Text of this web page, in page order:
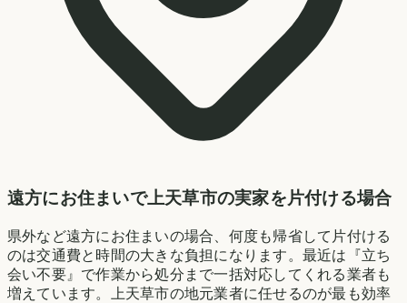
遠方にお住まいで上天草市の実家を片付ける場合
県外など遠方にお住まいの場合、何度も帰省して片付ける
のは交通費と時間の大きな負担になります。最近は『立ち
会い不要』で作業から処分まで一括対応してくれる業者も
増えています。上天草市の地元業者に任せるのが最も効率